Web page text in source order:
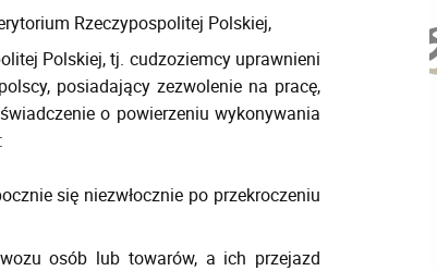
Rzeczypospolitej Polskiej,
Polskiej, tj. cudzoziemcy uprawnieni
posiadający zezwolenie na pracę,
o powierzeniu wykonywania
się niezwłocznie po przekroczeniu
osób lub towarów, a ich przejazd